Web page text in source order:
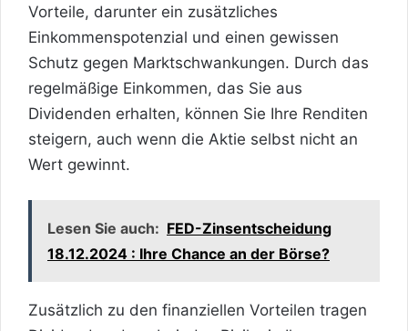
Vorteile, darunter ein zusätzliches
Einkommenspotenzial und einen gewissen
Schutz gegen Marktschwankungen. Durch das
regelmäßige Einkommen, das Sie aus
Dividenden erhalten, können Sie Ihre Renditen
steigern, auch wenn die Aktie selbst nicht an
Wert gewinnt.
Lesen Sie auch: FED-Zinsentscheidung
18.12.2024 : Ihre Chance an der Börse?
Zusätzlich zu den finanziellen Vorteilen tragen